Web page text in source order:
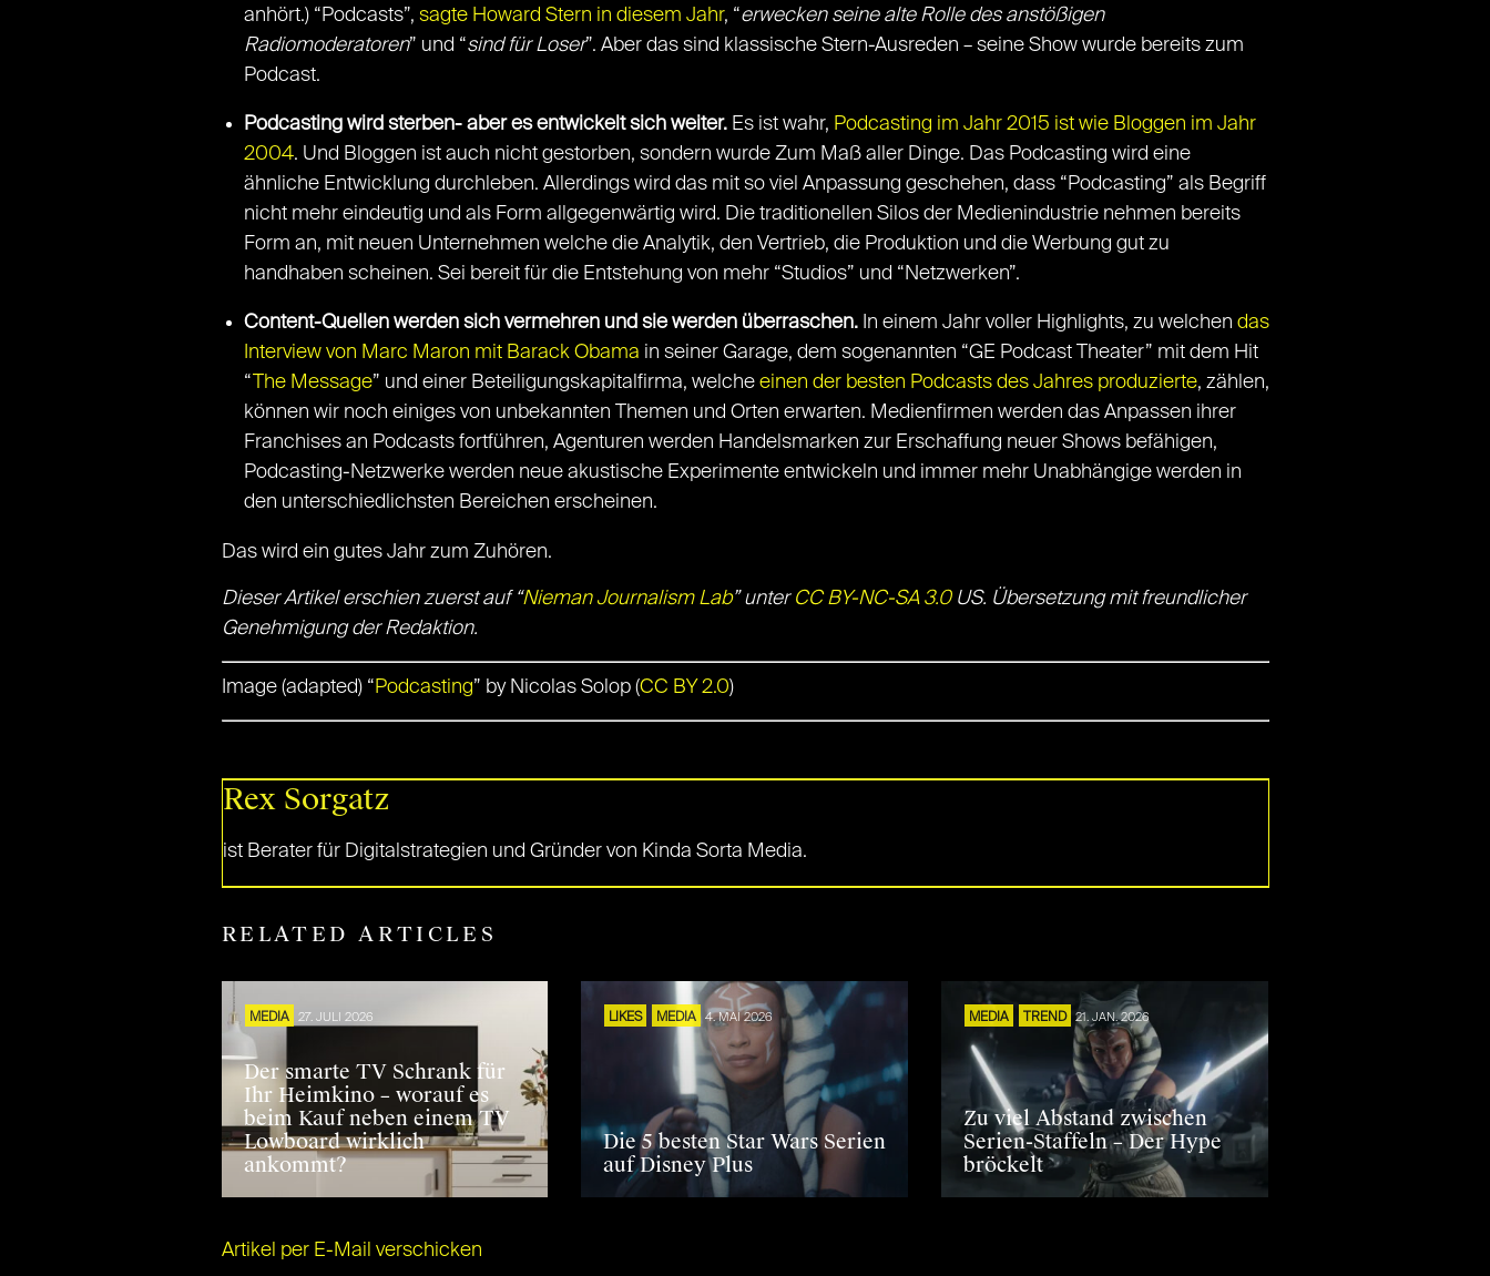
anhört.) “Podcasts”, sagte Howard Stern in diesem Jahr, “erwecken seine alte Rolle des anstößigen
Radiomoderatoren” und “sind für Loser”. Aber das sind klassische Stern-Ausreden – seine Show wurde bereits zum
Podcast.
Podcasting wird sterben- aber es entwickelt sich weiter.Es ist wahr, Podcasting im Jahr 2015 ist wie Bloggen im Jahr
2004. Und Bloggen ist auch nicht gestorben, sondern wurde Zum Maß aller Dinge. Das Podcasting wird eine
ähnliche Entwicklung durchleben. Allerdings wird das mit so viel Anpassung geschehen, dass “Podcasting” als Begriff
nicht mehr eindeutig und als Form allgegenwärtig wird. Die traditionellen Silos der Medienindustrie nehmen bereits
Form an, mit neuen Unternehmen welche die Analytik, den Vertrieb, die Produktion und die Werbung gut zu
handhaben scheinen. Sei bereit für die Entstehung von mehr “Studios” und “Netzwerken”.
Content-Quellen werden sich vermehren und sie werden überraschen.In einem Jahr voller Highlights, zu welchen das
Interview von Marc Maron mit Barack Obama in seiner Garage, dem sogenannten “GE Podcast Theater” mit dem Hit
“The Message” und einer Beteiligungskapitalfirma, welche einen der besten Podcasts des Jahres produzierte, zählen,
können wir noch einiges von unbekannten Themen und Orten erwarten. Medienfirmen werden das Anpassen ihrer
Franchises an Podcasts fortführen, Agenturen werden Handelsmarken zur Erschaffung neuer Shows befähigen,
Podcasting-Netzwerke werden neue akustische Experimente entwickeln und immer mehr Unabhängige werden in
den unterschiedlichsten Bereichen erscheinen.
Das wird ein gutes Jahr zum Zuhören.
Dieser Artikel erschien zuerst auf “Nieman Journalism Lab” unter CC BY-NC-SA 3.0US. Übersetzung mit freundlicher
Genehmigung der Redaktion.
Image (adapted) “Podcasting” by Nicolas Solop (CC BY 2.0)
Rex Sorgatz
ist Berater für Digitalstrategien und Gründer von Kinda Sorta Media.
RELATED ARTICLES
MEDIA 27. JULI 2026
Der smarte TV Schrank für
Ihr Heimkino – worauf es
beim Kauf neben einem TV
Lowboard wirklich
ankommt?
LIKES MEDIA 4. MAI 2026
Die 5 besten Star Wars Serien
auf Disney Plus
MEDIA TREND 21. JAN. 2026
Zu viel Abstand zwischen
Serien-Staffeln – Der Hype
bröckelt
Artikel per E-Mail verschicken